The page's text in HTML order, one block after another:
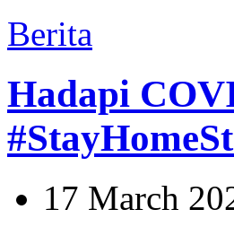
Berita
Hadapi
17 March